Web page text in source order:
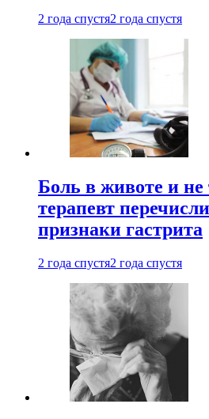
2 года спустя2 года спустя
Боль в животе и не
терапевт
признаки гастрита
2 года спустя2 года спустя